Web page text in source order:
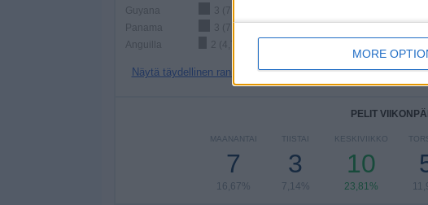
MORE
Guyana
3 (7,14%)
Panama
3 (7,14%)
Anguilla
2 (4,76%)
Näytä täydellinen ranking
PELIT
MAANANTAI
7
16,67%
TIISTAI
3
7,14%
KESKIVIIKKO
10
23,81%